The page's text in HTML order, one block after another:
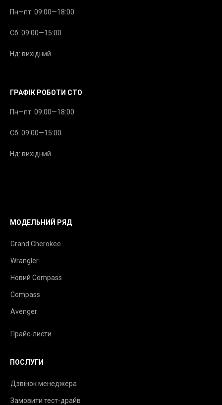
Пн—пт: 09:00—18:00
Сб: 09:00—15:00
Нд: вихідний
ГРАФІК РОБОТИ СТО
Пн—пт: 09:00—18:00
Сб: 09:00—15:00
Нд: вихідний
МОДЕЛЬНИЙ РЯД
Grand Cherokee
Wrangler
Новий Compass
Compass
Avenger
Прайс-листи
ПОСЛУГИ
Дзвінок менеджера
Замовити тест-драйв